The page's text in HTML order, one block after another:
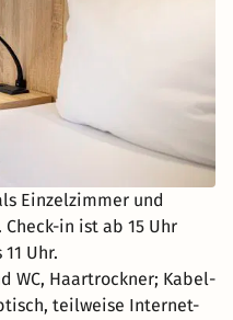
Einzelzimmer und
in ist ab 15 Uhr
Uhr.
WC, Haartrockner; Kabel-
teilweise Internet-